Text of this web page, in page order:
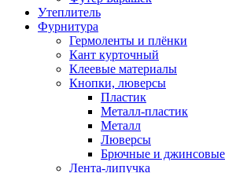
Утеплитель
Фурнитура
Гермоленты и плёнки
Кант курточный
Клеевые материалы
Кнопки, люверсы
Пластик
Металл-пластик
Металл
Люверсы
Брючные и джинсовые
Лента-липучка